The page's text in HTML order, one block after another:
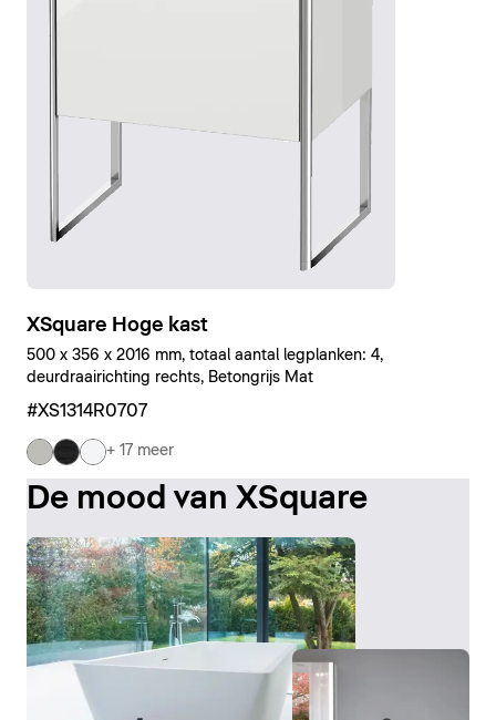
XSquare Hoge kast
500 x 356 x 2016 mm, totaal aantal legplanken: 4,
deurdraairichting rechts, Betongrijs Mat
#XS1314R0707
+ 17 meer
De mood van XSquare